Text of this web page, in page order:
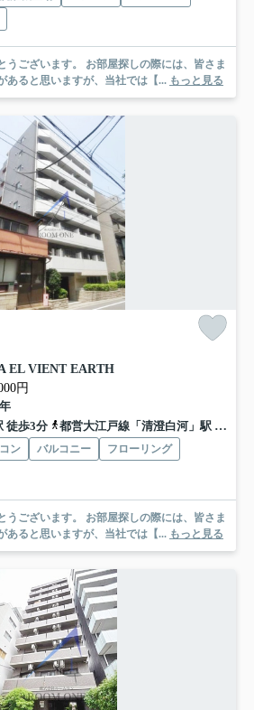
部屋探しの際には、皆さま
あると思いますが、当社では【... もっと見る
EL VIENT EARTH
円
徒歩3分
都営大江戸線「清澄白河」駅 徒歩11分
ン バルコニー
フローリング
部屋探しの際には、皆さま
あると思いますが、当社では【... もっと見る